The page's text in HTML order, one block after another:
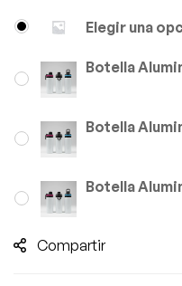
Elegir una
Botella
Botella
Botella
Compartir